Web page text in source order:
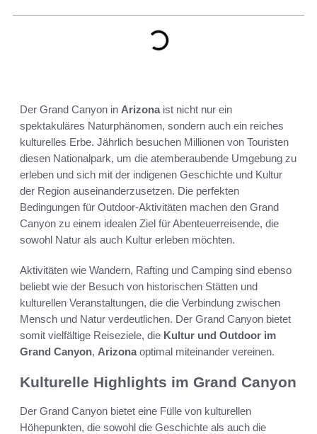
Der Grand Canyon in Arizonaist nicht nur ein
spektakuläres Naturphänomen, sondern auch ein reiches
kulturelles Erbe. Jährlich besuchen Millionen von Touristen
diesen Nationalpark, um die atemberaubende Umgebung zu
erleben und sich mit der indigenen Geschichte und Kultur
der Region auseinanderzusetzen. Die perfekten
Bedingungen für Outdoor-Aktivitäten machen den Grand
Canyon zu einem idealen Ziel für Abenteuerreisende, die
sowohl Natur als auch Kultur erleben möchten.
Aktivitäten wie Wandern, Rafting und Camping sind ebenso
beliebt wie der Besuch von historischen Stätten und
kulturellen Veranstaltungen, die die Verbindung zwischen
Mensch und Natur verdeutlichen. Der Grand Canyon bietet
somit vielfältige Reiseziele, die Kultur und Outdoor im
Grand Canyon, Arizonaoptimal miteinander vereinen.
Kulturelle Highlights im Grand Canyon
Der Grand Canyon bietet eine Fülle von kulturellen
Höhepunkten, die sowohl die Geschichte als auch die